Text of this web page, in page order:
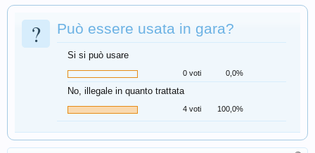
? Può essere usata in gara?
Si si può usare
0 voti 0,0%
No, illegale in quanto trattata
4 voti 100,0%